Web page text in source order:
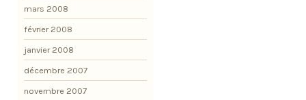
mars 2008
février 2008
janvier 2008
décembre 2007
novembre 2007